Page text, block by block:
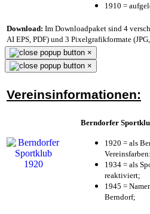
1910 =
Download: Im Downloadpaket sind 4
AI EPS, PDF) und 3 Pixelgrafikformate
×
×
Vereinsinformationen:
Berndorfer
1920 = als
1934 = als
reaktiviert;
1945 =
Berndorf;